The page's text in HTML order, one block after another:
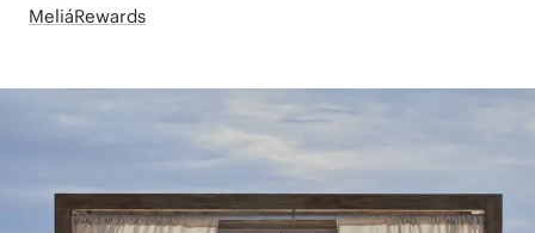
MeliáRewards